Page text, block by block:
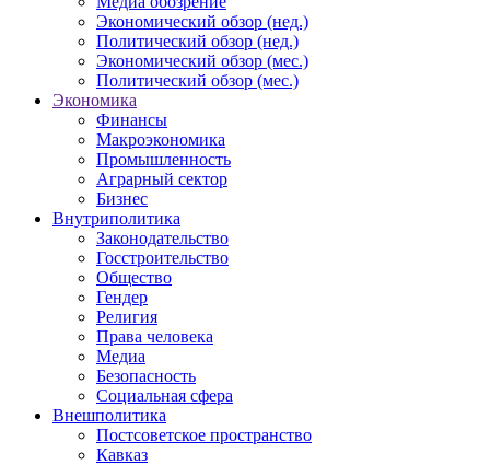
Экономический обзор (нед.)
Политический обзор (нед.)
Экономический обзор (мес.)
Политический обзор (мес.)
Экономика
Финансы
Макроэкономика
Промышленность
Аграрный сектор
Бизнес
Внутриполитика
Законодательство
Госстроительство
Общество
Гендер
Религия
Права человека
Медиа
Безопасность
Социальная сфера
Внешполитика
Постсоветское пространство
Кавказ